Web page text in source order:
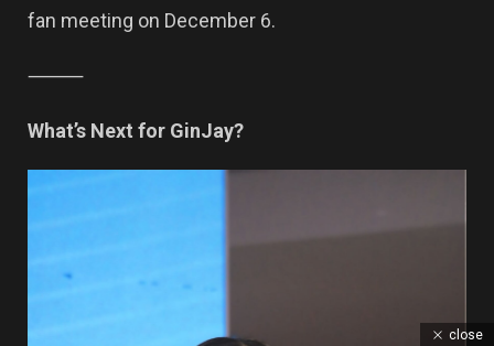
fan meeting on December 6.
⸻
What’s Next for GinJay?
close